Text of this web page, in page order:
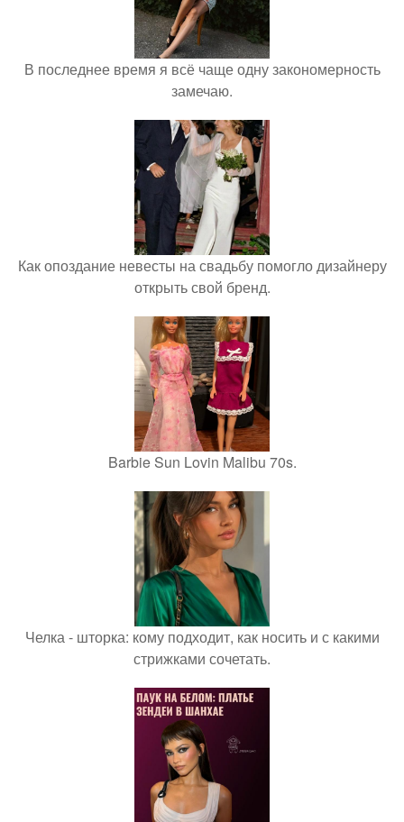
В последнее время я всё чаще одну закономерность
замечаю.
Как опоздание невесты на свадьбу помогло дизайнеру
открыть свой бренд.
Barbie Sun Lovin Malibu 70s.
Челка - шторка: кому подходит, как носить и с какими
стрижками сочетать.